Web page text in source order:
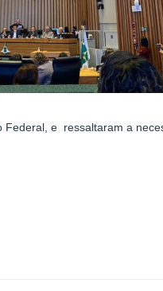
Federal, e ressaltaram a